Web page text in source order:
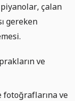
çalan
gereken
ve
fotoğraflarına ve